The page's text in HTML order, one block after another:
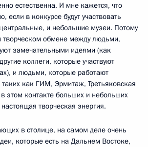
естественна. И мне кажется, что
если в конкурсе будут участвовать
и небольшие музеи. Потому
творческом обмене между людьми,
замечательными идеями (как
коллеги, которые участвуют
и людьми, которые работают
как ГИМ, Эрмитаж, Третьяковская
этом контакте больших и небольших
творческая энергия.
в столице, на самом деле очень
которые есть на Дальнем Востоке,